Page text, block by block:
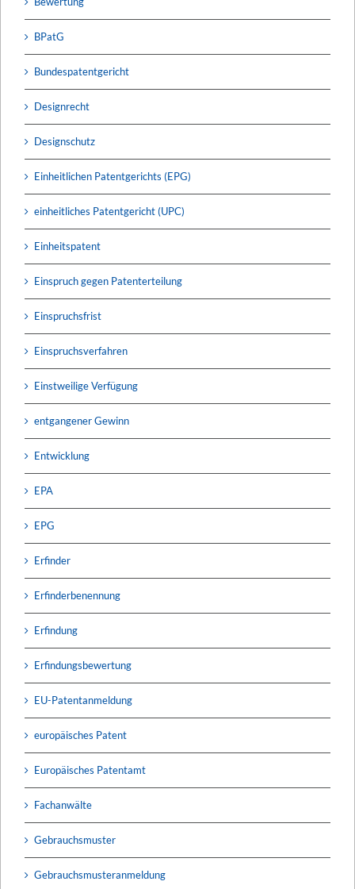
BPatG
Bundespatentgericht
Designrecht
Designschutz
Einheitlichen Patentgerichts (EPG)
einheitliches Patentgericht (UPC)
Einheitspatent
Einspruch gegen Patenterteilung
Einspruchsfrist
Einspruchsverfahren
Einstweilige Verfügung
entgangener Gewinn
Entwicklung
EPA
EPG
Erfinder
Erfinderbenennung
Erfindung
Erfindungsbewertung
EU-Patentanmeldung
europäisches Patent
Europäisches Patentamt
Fachanwälte
Gebrauchsmuster
Gebrauchsmusteranmeldung